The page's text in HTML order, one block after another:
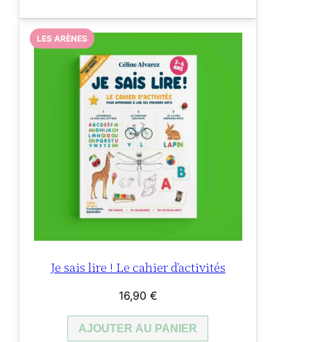
Je sais lire ! Le cahier d’activités
LES ARÈNES
16,90 €
AJOUTER AU PANIER